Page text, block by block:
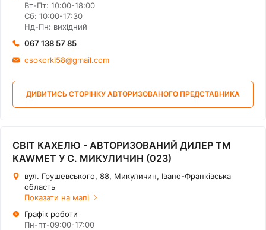
Вт-Пт: 10:00-18:00
Сб: 10:00-17:30
Нд-Пн: вихідний
067 138 57 85
osokorki58@gmail.com
ДИВИТИСЬ СТОРІНКУ АВТОРИЗОВАНОГО ПРЕДСТАВНИКА
СВІТ КАХЕЛЮ - АВТОРИЗОВАНИЙ ДИЛЕР ТМ
KAWMET У С. МИКУЛИЧИН (023)
вул. Грушевського, 88, Микуличин, Івано-Франківська
область
Показати на мапі
Графік роботи
Пн-пт-09:00-17:00